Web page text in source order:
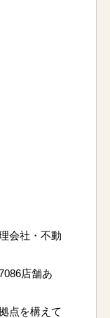
会社・不動
店舗あ
点を構えて